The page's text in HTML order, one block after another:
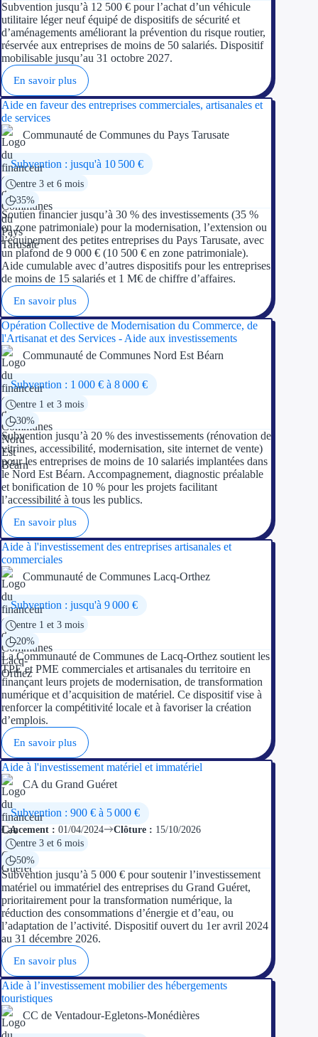
Subvention jusqu’à 12 500 € pour l’achat d’un véhicule
utilitaire léger neuf équipé de dispositifs de sécurité et
d’aménagements améliorant la prévention du risque routier,
réservée aux entreprises de moins de 50 salariés. Dispositif
mobilisable jusqu’au 31 octobre 2027.
En savoir plus
Aide en faveur des entreprises commerciales, artisanales et
de services
Communauté de Communes du Pays Tarusate
Subvention : jusqu'à 10 500 €
entre 3 et 6 mois
35%
Soutien financier jusqu’à 30 % des investissements (35 %
en zone patrimoniale) pour la modernisation, l’extension ou
l’équipement des petites entreprises du Pays Tarusate, avec
un plafond de 9 000 € (10 500 € en zone patrimoniale).
Aide cumulable avec d’autres dispositifs pour les entreprises
de moins de 15 salariés et 1 M€ de chiffre d’affaires.
En savoir plus
Opération Collective de Modernisation du Commerce, de
l'Artisanat et des Services - Aide aux investissements
Communauté de Communes Nord Est Béarn
Subvention : 1 000 € à 8 000 €
entre 1 et 3 mois
30%
Subvention jusqu’à 20 % des investissements (rénovation de
vitrines, accessibilité, modernisation, site internet de vente)
pour les entreprises de moins de 10 salariés implantées dans
le Nord Est Béarn. Accompagnement, diagnostic préalable
et bonification de 10 % pour les projets facilitant
l’accessibilité à tous les publics.
En savoir plus
Aide à l'investissement des entreprises artisanales et
commerciales
Communauté de Communes Lacq-Orthez
Subvention : jusqu'à 9 000 €
entre 1 et 3 mois
20%
La Communauté de Communes de Lacq-Orthez soutient les
TPE et PME commerciales et artisanales du territoire en
finançant leurs projets de modernisation, de transformation
numérique et d’acquisition de matériel. Ce dispositif vise à
renforcer la compétitivité locale et à favoriser la création
d’emplois.
En savoir plus
Aide à l'investissement matériel et immatériel
CA du Grand Guéret
Subvention : 900 € à 5 000 €
Lancement : 01/04/2024 Clôture : 15/10/2026
entre 3 et 6 mois
50%
Subvention jusqu’à 5 000 € pour soutenir l’investissement
matériel ou immatériel des entreprises du Grand Guéret,
prioritairement pour la transformation numérique, la
réduction des consommations d’énergie et d’eau, ou
l’adaptation de l’activité. Dispositif ouvert du 1er avril 2024
au 31 décembre 2026.
En savoir plus
Aide à l’investissement mobilier des hébergements
touristiques
CC de Ventadour-Egletons-Monédières